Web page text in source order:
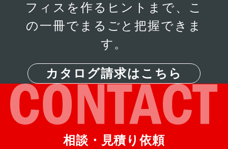
フィスを作るヒントまで、こ
の一冊でまるごと把握できま
す。
カタログ請求はこちら
相談・見積り依頼